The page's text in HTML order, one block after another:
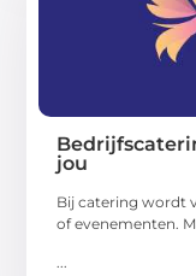
jou
Bij catering wordt
of evenementen.
...